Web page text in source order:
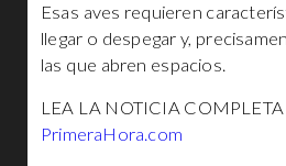
Esas aves requieren
llegar o despegar y,
las que abren espacios.
LEA LA NOTICIA COMPLETA
PrimeraHora.com